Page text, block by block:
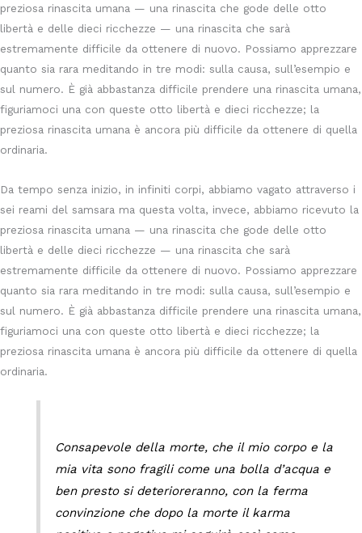
preziosa rinascita umana — una rinascita che gode delle otto
libertà e delle dieci ricchezze — una rinascita che sarà
estremamente difficile da ottenere di nuovo. Possiamo apprezzare
quanto sia rara meditando in tre modi: sulla causa, sull’esempio e
sul numero. È già abbastanza difficile prendere una rinascita umana,
figuriamoci una con queste otto libertà e dieci ricchezze; la
preziosa rinascita umana è ancora più difficile da ottenere di quella
ordinaria.
Da tempo senza inizio, in infiniti corpi, abbiamo vagato attraverso i
sei reami del samsara ma questa volta, invece, abbiamo ricevuto la
preziosa rinascita umana — una rinascita che gode delle otto
libertà e delle dieci ricchezze — una rinascita che sarà
estremamente difficile da ottenere di nuovo. Possiamo apprezzare
quanto sia rara meditando in tre modi: sulla causa, sull’esempio e
sul numero. È già abbastanza difficile prendere una rinascita umana,
figuriamoci una con queste otto libertà e dieci ricchezze; la
preziosa rinascita umana è ancora più difficile da ottenere di quella
ordinaria.
Consapevole della morte, che il mio corpo e la
mia vita sono fragili come una bolla d’acqua e
ben presto si deterioreranno, con la ferma
convinzione che dopo la morte il karma